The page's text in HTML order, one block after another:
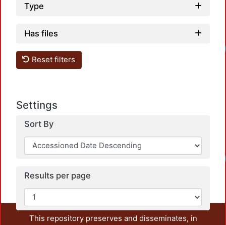
Type
Has files
Reset filters
Settings
Sort By
Results per page
This repository preserves and disseminates, in